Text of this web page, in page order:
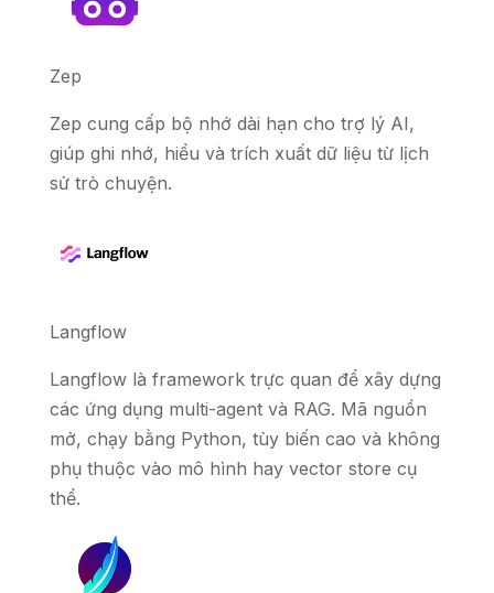
Zep
Zep cung cấp bộ nhớ dài hạn cho trợ lý AI,
giúp ghi nhớ, hiểu và trích xuất dữ liệu từ lịch
sử trò chuyện.
Langflow
Langflow là framework trực quan để xây dựng
các ứng dụng multi-agent và RAG. Mã nguồn
mở, chạy bằng Python, tùy biến cao và không
phụ thuộc vào mô hình hay vector store cụ
thể.